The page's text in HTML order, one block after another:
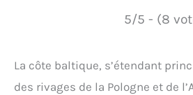
5/5 - (8
La côte baltique, s’étendant
des rivages de la Pologne et de